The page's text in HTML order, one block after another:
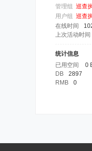
管理组 巡查
用户组 巡查
在线时间
上次活动时间
统计信息
已用空间
0
DB
2897
RMB
0